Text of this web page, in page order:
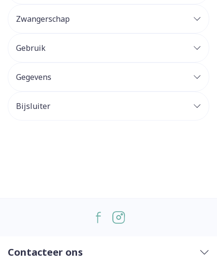
Zwangerschap
Gebruik
Gegevens
Bijsluiter
Contacteer ons